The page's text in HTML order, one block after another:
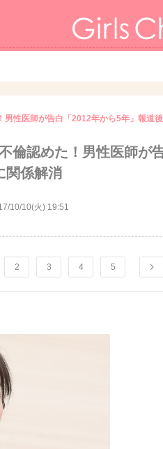
男性医師が告白「2012年から5年」報道
倫認めた！男性医師が
関係解消
10/10(火) 19:51
2 3 4 5